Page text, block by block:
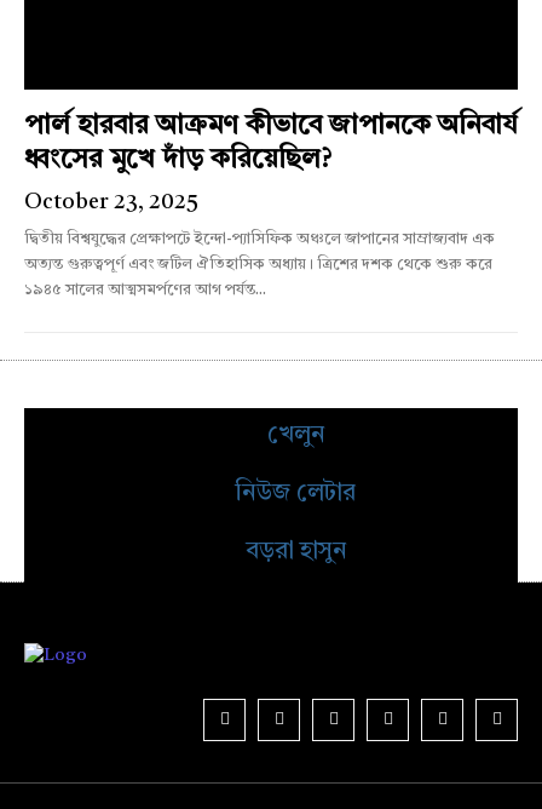
পার্ল হারবার আক্রমণ কীভাবে জাপানকে অনিবার্য
ধ্বংসের মুখে দাঁড় করিয়েছিল?
October 23, 2025
দ্বিতীয় বিশ্বযুদ্ধের প্রেক্ষাপটে ইন্দো-প্যাসিফিক অঞ্চলে জাপানের সাম্রাজ্যবাদ এক
অত্যন্ত গুরুত্বপূর্ণ এবং জটিল ঐতিহাসিক অধ্যায়। ত্রিশের দশক থেকে শুরু করে
১৯৪৫ সালের আত্মসমর্পণের আগ পর্যন্ত...
খেলুন
নিউজ লেটার
বড়রা হাসুন